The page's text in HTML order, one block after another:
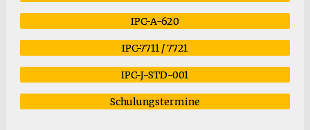
IPC-A-620
IPC-7711 / 7721
IPC-J-STD-001
Schulungstermine